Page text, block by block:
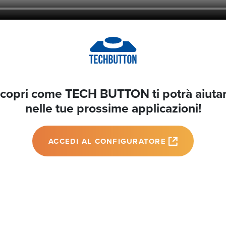
come TECH BUTTON ti potrà
nelle tue prossime applicazioni!
ACCEDI AL CONFIGURATORE